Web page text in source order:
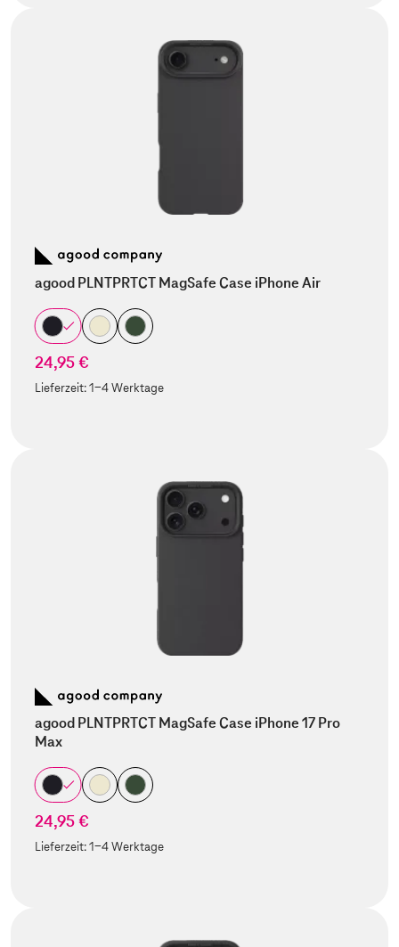
agood PLNTPRTCT MagSafe Case iPhone Air
24,95 €
Lieferzeit:1-4 Werktage
agood PLNTPRTCT MagSafe Case iPhone 17 Pro
Max
24,95 €
Lieferzeit:1-4 Werktage